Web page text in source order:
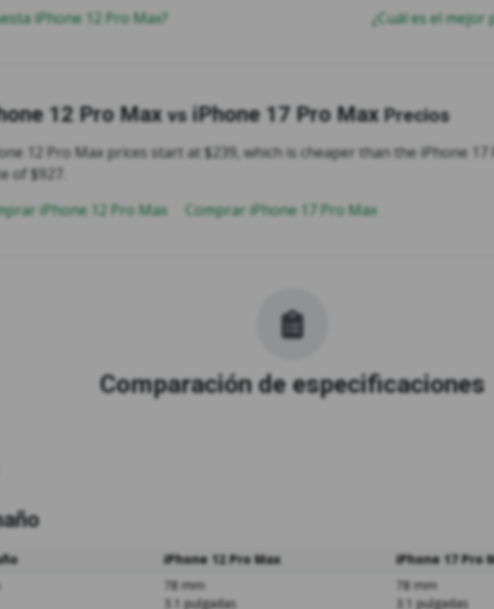
iPhone 12 Pro Max? ¿Cuál es el mejor
12 Pro Max vs iPhone 17 Pro Max Precios
12 Pro Max prices start at $239, which is cheaper than the iPhone 17
of $927.
iPhone 12 Pro Max
Comprar iPhone 17 Pro Max
Comparación de especificaciones
iPhone 12 Pro Max
iPhone 17 Pro
78 mm
3.1 pulgadas
78 mm
3.1 pulgadas